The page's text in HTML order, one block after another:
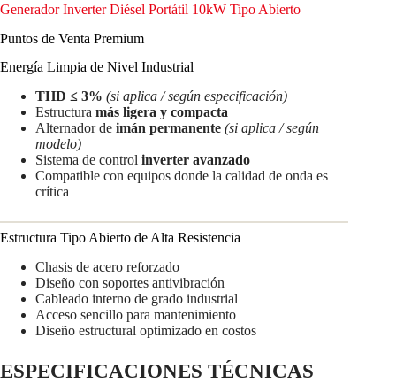
Generador Inverter Diésel Portátil 10kW Tipo Abierto
Puntos de Venta Premium
Energía Limpia de Nivel Industrial
THD ≤ 3% (si aplica / según especificación)
Estructura más ligera y compacta
Alternador de imán permanente (si aplica / según
modelo)
Sistema de control inverter avanzado
Compatible con equipos donde la calidad de onda es
crítica
Estructura Tipo Abierto de Alta Resistencia
Chasis de acero reforzado
Diseño con soportes antivibración
Cableado interno de grado industrial
Acceso sencillo para mantenimiento
Diseño estructural optimizado en costos
ESPECIFICACIONES TÉCNICAS